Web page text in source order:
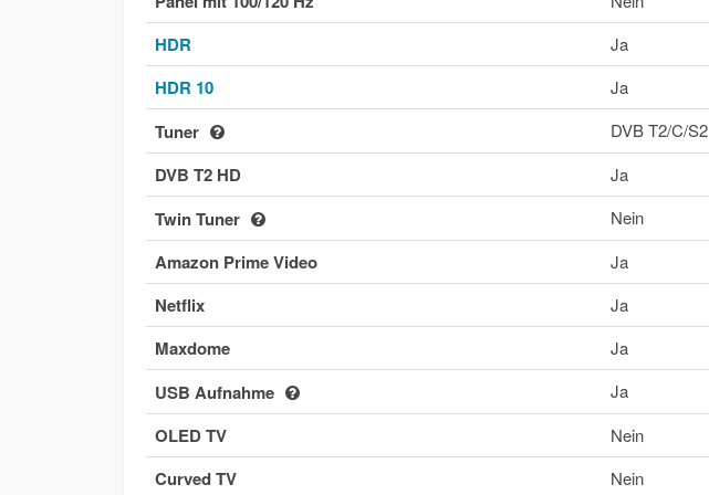
HDR Ja
HDR 10 Ja
Tuner DVB T2/C/S2
DVB T2 HD Ja
Twin Tuner Nein
Amazon Prime Video Ja
Netflix Ja
Maxdome Ja
USB Aufnahme Ja
OLED TV Nein
Curved TV Nein